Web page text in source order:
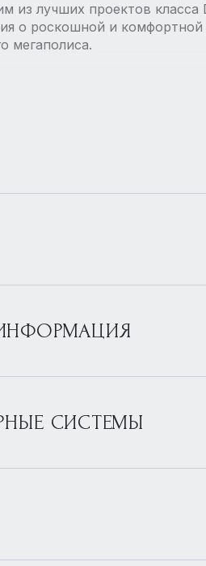
из лучших проектов
о роскошной и
мегаполиса.
СИСТЕМЫ